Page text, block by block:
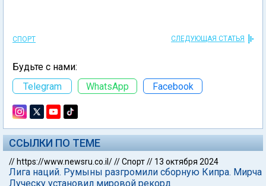
СПОРТ СЛЕДУЮЩАЯ СТАТЬЯ
Будьте с нами:
Telegram
WhatsApp Facebook
ССЫЛКИ ПО ТЕМЕ
// https://www.newsru.co.il///Спорт// 13 октября 2024
Лига наций. Румыны разгромили сборную Кипра. Мирча
Луческу установил мировой рекорд